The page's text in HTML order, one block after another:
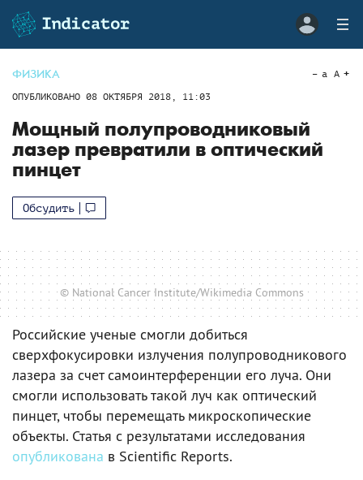
ФИЗИКА
ОПУБЛИКОВАНО 08 ОКТЯБРЯ 2018, 11:03
a A
Мощный полупроводниковый
лазер превратили в оптический
пинцет
Обсудить
© National Cancer Institute/Wikimedia Commons
Российские ученые смогли добиться
сверхфокусировки излучения полупроводникового
лазера за счет самоинтерференции его луча. Они
смогли использовать такой луч как оптический
пинцет, чтобы перемещать микроскопические
объекты. Статья с результатами исследования
опубликована в Scientific Reports.